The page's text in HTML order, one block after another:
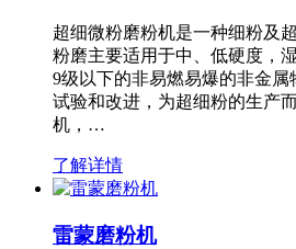
超细微粉磨粉机是一种细粉及
粉磨主要适用于中、低硬度，
9级以下的非易燃易爆的非金属
试验和改进，为超细粉的生产
机，…
了解详情
雷蒙磨粉机